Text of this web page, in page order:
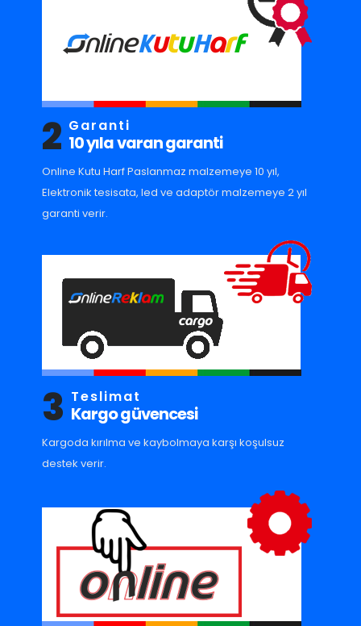
2 Garanti
10 yıla varan garanti
Online Kutu Harf Paslanmaz malzemeye 10 yıl,
Elektronik tesisata, led ve adaptör malzemeye 2 yıl
garanti verir.
3 Teslimat
Kargo güvencesi
Kargoda kırılma ve kaybolmaya karşı koşulsuz
destek verir.